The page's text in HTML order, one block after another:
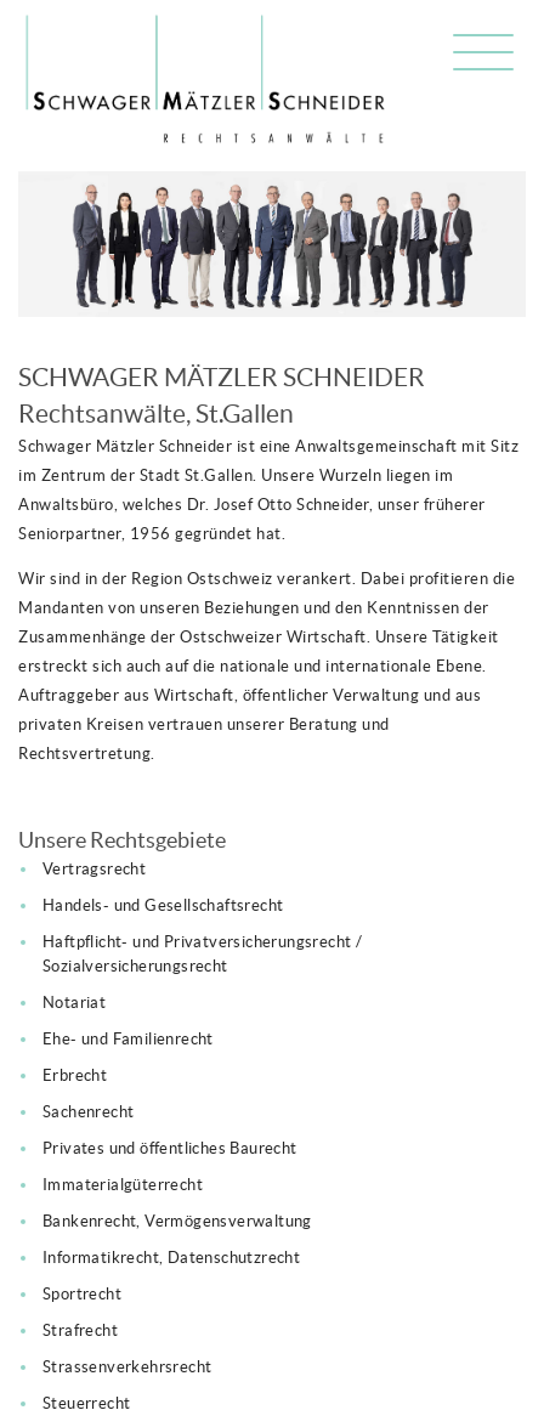
SCHWAGER MÄTZLER SCHNEIDER
Rechtsanwälte, St.Gallen
Schwager Mätzler Schneider ist eine Anwaltsgemeinschaft mit Sitz
im Zentrum der Stadt St.Gallen. Unsere Wurzeln liegen im
Anwaltsbüro, welches Dr. Josef Otto Schneider, unser früherer
Seniorpartner, 1956 gegründet hat.
Wir sind in der Region Ostschweiz verankert. Dabei profitieren die
Mandanten von unseren Beziehungen und den Kenntnissen der
Zusammenhänge der Ostschweizer Wirtschaft. Unsere Tätigkeit
erstreckt sich auch auf die nationale und internationale Ebene.
Auftraggeber aus Wirtschaft, öffentlicher Verwaltung und aus
privaten Kreisen vertrauen unserer Beratung und
Rechtsvertretung.
Unsere Rechtsgebiete
Vertragsrecht
Handels- und Gesellschaftsrecht
Haftpflicht- und Privatversicherungsrecht /
Sozialversicherungsrecht
Notariat
Ehe- und Familienrecht
Erbrecht
Sachenrecht
Privates und öffentliches Baurecht
Immaterialgüterrecht
Bankenrecht, Vermögensverwaltung
Informatikrecht, Datenschutzrecht
Sportrecht
Strafrecht
Strassenverkehrsrecht
Steuerrecht